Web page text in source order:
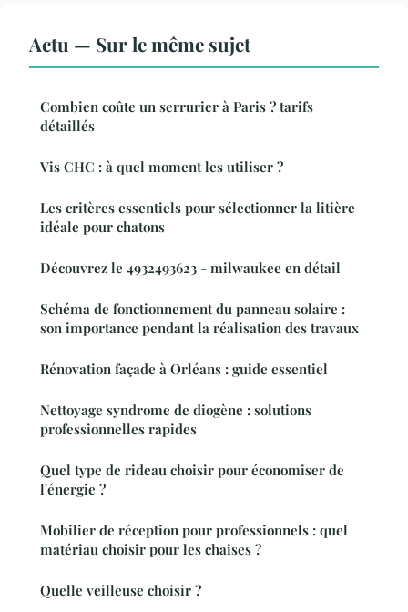
Actu — Sur le même sujet
Combien coûte un serrurier à Paris ? tarifs
détaillés
Vis CHC : à quel moment les utiliser ?
Les critères essentiels pour sélectionner la litière
idéale pour chatons
Découvrez le 4932493623 - milwaukee en détail
Schéma de fonctionnement du panneau solaire :
son importance pendant la réalisation des travaux
Rénovation façade à Orléans : guide essentiel
Nettoyage syndrome de diogène : solutions
professionnelles rapides
Quel type de rideau choisir pour économiser de
l'énergie ?
Mobilier de réception pour professionnels : quel
matériau choisir pour les chaises ?
Quelle veilleuse choisir ?